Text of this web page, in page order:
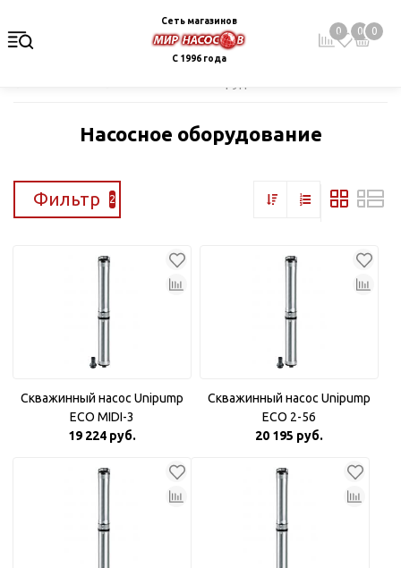
Сеть магазинов
С 1996 года
0 0 0
Насосное оборудование
Фильтр 2
Скважинный насос Unipump
ECO MIDI-3
19 224 руб.
Скважинный насос Unipump
ECO 2-56
20 195 руб.